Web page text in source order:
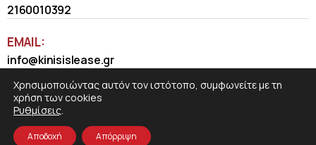
2160010392
EMAIL:
info@kinisislease.gr
Χρησιμοποιώντας αυτόν τον ιστότοπο, συμφωνείτε με τη
χρήση των cookies
Ρυθμίσεις.
Αποδοχή Απόρριψη